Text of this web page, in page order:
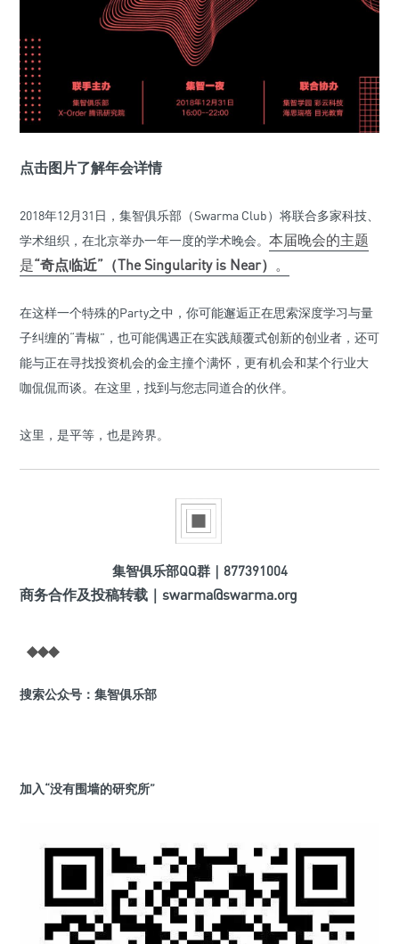
点击图片了解年会详情
2018年12月31日，集智俱乐部（Swarma Club）将联合多家科技、
学术组织，在北京举办一年一度的学术晚会。 本届晚会的主题
是“奇点临近”（The Singularity is Near） 。
在这样一个特殊的Party之中，你可能邂逅正在思索深度学习与量
子纠缠的“青椒”，也可能偶遇正在实践颠覆式创新的创业者，还可
能与正在寻找投资机会的金主撞个满怀，更有机会和某个行业大
咖侃侃而谈。在这里，找到与您志同道合的伙伴。
这里，是平等，也是跨界。
集智俱乐部QQ群｜877391004
商务合作及投稿转载｜swarma@swarma.org
◆◆◆
搜索公众号：集智俱乐部
加入“没有围墙的研究所”